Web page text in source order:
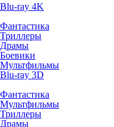
Blu-ray 4K
Фантастика
Триллеры
Драмы
Боевики
Мультфильмы
Blu-ray 3D
Фантастика
Мультфильмы
Триллеры
Драмы